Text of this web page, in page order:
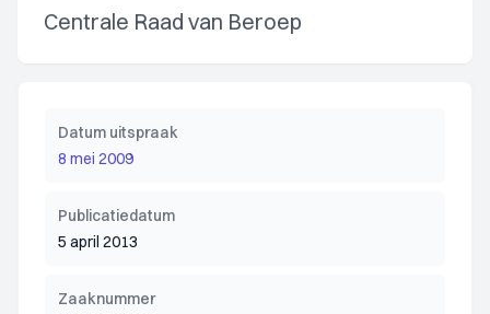
Centrale Raad van Beroep
Datum uitspraak
8 mei 2009
Publicatiedatum
5 april 2013
Zaaknummer